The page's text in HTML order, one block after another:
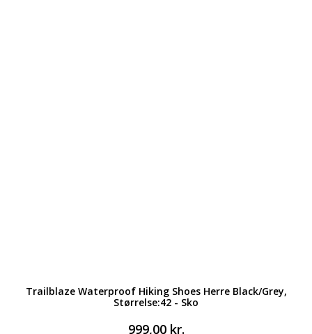
Trailblaze Waterproof Hiking Shoes Herre Black/Grey,
Størrelse:42 - Sko
999,00 kr.